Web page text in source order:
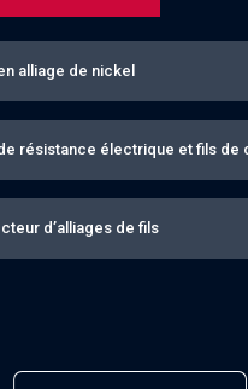
alliage de nickel
résistance électrique et fils de
d’alliages de fils